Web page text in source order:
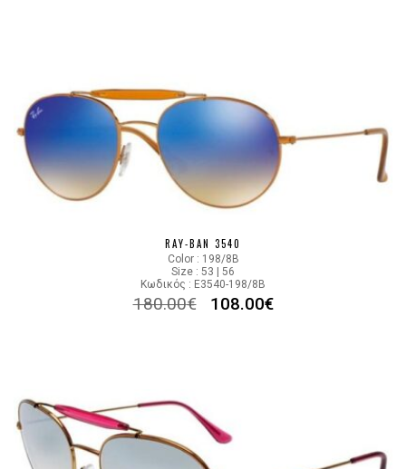
RAY-BAN 3540
Color : 198/8B
Size : 53 | 56
Κωδικός : E3540-198/8B
180.00€ 108.00€